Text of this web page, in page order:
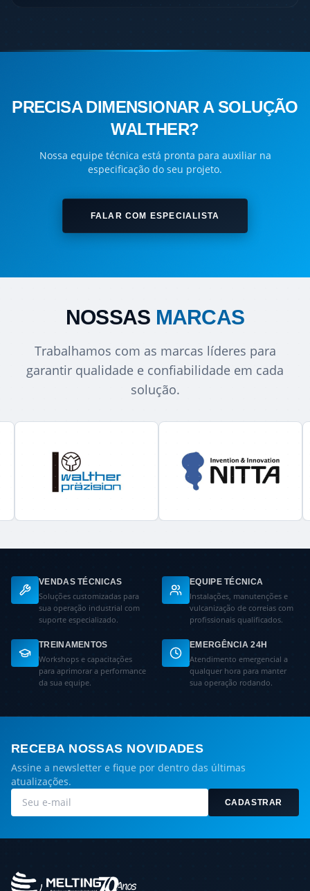
PRECISA DIMENSIONAR A SOLUÇÃO
WALTHER?
Nossa equipe técnica está pronta para auxiliar na
especificação do seu projeto.
FALAR COM ESPECIALISTA
NOSSAS MARCAS
Trabalhamos com as marcas líderes para
garantir qualidade e confiabilidade em cada
solução.
VENDAS TÉCNICAS
Soluções customizadas para
sua operação industrial com
suporte especializado.
EQUIPE TÉCNICA
Instalações, manutenções e
vulcanização de correias com
profissionais qualificados.
TREINAMENTOS
Workshops e capacitações
para aprimorar a performance
da sua equipe.
EMERGÊNCIA 24H
Atendimento emergencial a
qualquer hora para manter
sua operação rodando.
RECEBA NOSSAS NOVIDADES
Assine a newsletter e fique por dentro das últimas
atualizações.
CADASTRAR